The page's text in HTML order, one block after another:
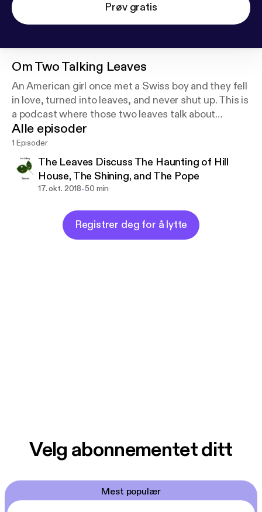
Prøv gratis
OmTwo Talking Leaves
An American girl once met a Swiss boy and they fell
in love, turned into leaves, and never shut up. This is
a podcast where those two leaves talk about
movies, books, travel, and every weird thing they
can think of.
Alle episoder
1 Episoder
The Leaves Discuss The Haunting of Hill
House, The Shining, and The Pope
17. okt. 2018-50 min
Registrer deg for å lytte
Velg abonnementet ditt
Mest populær